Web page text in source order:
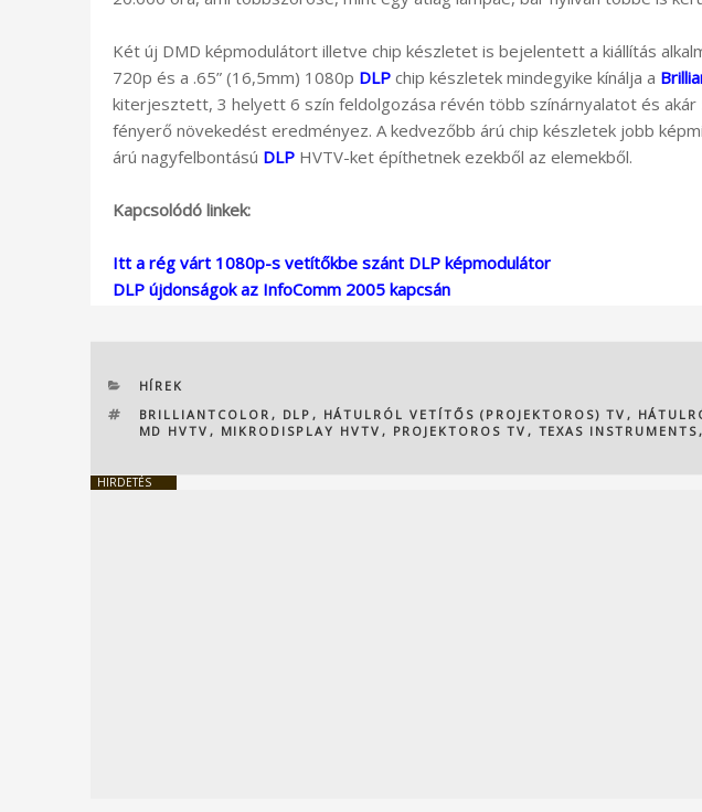
Két új DMD képmodulátort illetve chip készletet is bejelentett a kiállítás
720p és a .65” (16,5mm) 1080p DLP chip készletek mindegyike kínálja a
kiterjesztett, 3 helyett 6 szín feldolgozása révén több színárnyalatot és akár
fényerő növekedést eredményez. A kedvezőbb árú chip készletek jobb
árú nagyfelbontású DLP HVTV-ket építhetnek ezekből az elemekből.
Kapcsolódó linkek:
Itt a rég várt 1080p-s vetítőkbe szánt DLP képmodulátor
DLP újdonságok az InfoComm 2005 kapcsán
KATEGÓRIÁK
HÍREK
CÍMKÉK
BRILLIANTCOLOR , DLP , HÁTULRÓL VETÍTŐS (PROJEKTOROS) TV ,
MD HVTV , MIKRODISPLAY HVTV , PROJEKTOROS TV , TEXAS INSTRUMENTS ,
HIRDETÉS